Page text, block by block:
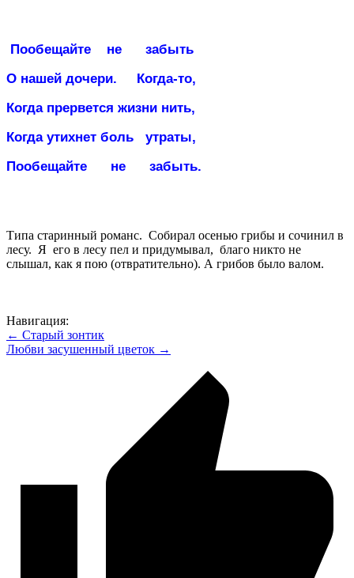
Пообещайте не
забыть
О нашей дочери.
Когда-то,
Когда прервется жизни нить,
Когда утихнет боль
утраты,
Пообещайте
не забыть.
Типа старинный романс. Собирал осенью грибы и сочинил в
лесу. Я его в лесу пел и придумывал, благо никто не
слышал, как я пою (отвратительно). А грибов было валом.
Навигация:
← Старый зонтик
Любви засушенный цветок →